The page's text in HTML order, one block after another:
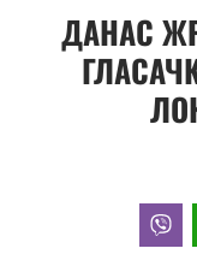
ДАНАС